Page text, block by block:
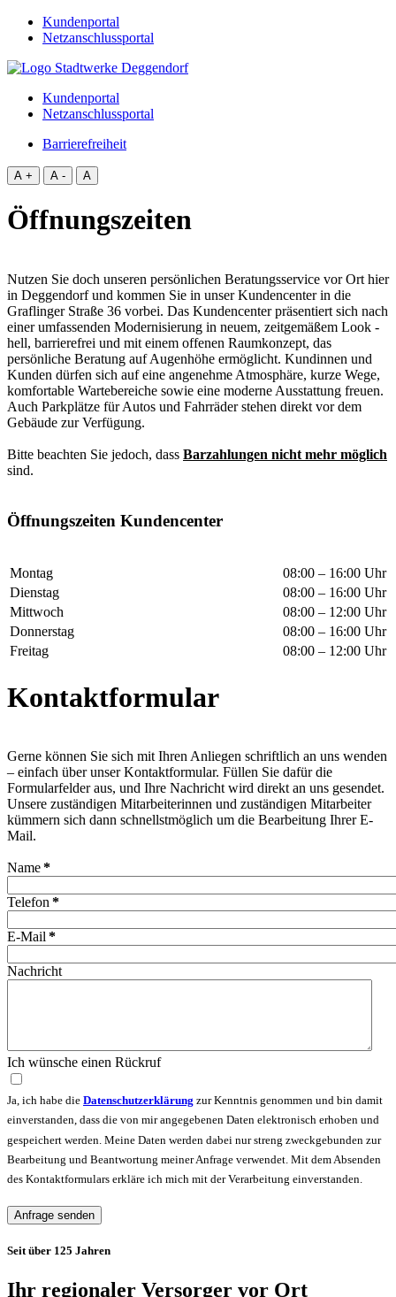
Kundenportal
Netzanschlussportal
Kundenportal
Netzanschlussportal
Barrierefreiheit
A + A - A
Öffnungszeiten
Nutzen Sie doch unseren persönlichen Beratungsservice vor Ort hier
in Deggendorf und kommen Sie in unser Kundencenter in die
Graflinger Straße 36 vorbei. Das Kundencenter präsentiert sich nach
einer umfassenden Modernisierung in neuem, zeitgemäßem Look -
hell, barrierefrei und mit einem offenen Raumkonzept, das
persönliche Beratung auf Augenhöhe ermöglicht. Kundinnen und
Kunden dürfen sich auf eine angenehme Atmosphäre, kurze Wege,
komfortable Wartebereiche sowie eine moderne Ausstattung freuen.
Auch Parkplätze für Autos und Fahrräder stehen direkt vor dem
Gebäude zur Verfügung.
Bitte beachten Sie jedoch, dass Barzahlungen nicht mehr möglich
sind.
Öffnungszeiten Kundencenter
Montag
08:00 – 16:00 Uhr
Dienstag
08:00 – 16:00 Uhr
Mittwoch
08:00 – 12:00 Uhr
Donnerstag
08:00 – 16:00 Uhr
Freitag
08:00 – 12:00 Uhr
Kontaktformular
Gerne können Sie sich mit Ihren Anliegen schriftlich an uns wenden
– einfach über unser Kontaktformular. Füllen Sie dafür die
Formularfelder aus, und Ihre Nachricht wird direkt an uns gesendet.
Unsere zuständigen Mitarbeiterinnen und zuständigen Mitarbeiter
kümmern sich dann schnellstmöglich um die Bearbeitung Ihrer E-
Mail.
Name*
Telefon *
E-Mail *
Nachricht
Ich wünsche einen Rückruf
Ja, ich habe die Datenschutzerklärung zur Kenntnis genommen und bin damit
einverstanden, dass die von mir angegebenen Daten elektronisch erhoben und
gespeichert werden. Meine Daten werden dabei nur streng zweckgebunden zur
Bearbeitung und Beantwortung meiner Anfrage verwendet. Mit dem Absenden
des Kontaktformulars erkläre ich mich mit der Verarbeitung einverstanden.
Anfrage senden
Seit über 125 Jahren
Ihr regionaler Versorger vor Ort